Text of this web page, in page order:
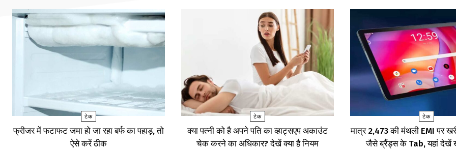
टेक
फ्रीजर में फटाफट जमा हो जा रहा बर्फ का पहाड़, तो
ऐसे करें ठीक
टेक
क्या पत्नी को है अपने पति का व्हाट्सएप अकाउंट
चेक करने का अधिकार? देखें क्या है नियम
टेक
मात्र ₹2,473 की मंथली EMI पर
जैसे ब्रैंड्स के Tab, यहां देखें